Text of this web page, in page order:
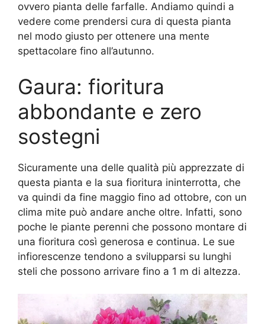
ovvero pianta delle farfalle. Andiamo quindi a
vedere come prendersi cura di questa pianta
nel modo giusto per ottenere una mente
spettacolare fino all’autunno.
Gaura: fioritura
abbondante e zero
sostegni
Sicuramente una delle qualità più apprezzate di
questa pianta e la sua fioritura ininterrotta, che
va quindi da fine maggio fino ad ottobre, con un
clima mite può andare anche oltre. Infatti, sono
poche le piante perenni che possono montare di
una fioritura così generosa e continua. Le sue
infiorescenze tendono a svilupparsi su lunghi
steli che possono arrivare fino a 1 m di altezza.